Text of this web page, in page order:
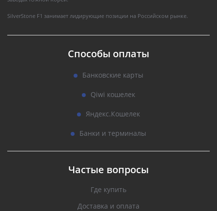
SilverStone F1 занимает лидирующие позиции на Российском рынке.
Способы оплаты
Банковские карты
Qiwi кошелек
Яндекс.Кошелек
Банки и терминалы
Частые вопросы
Где купить
Доставка и оплата